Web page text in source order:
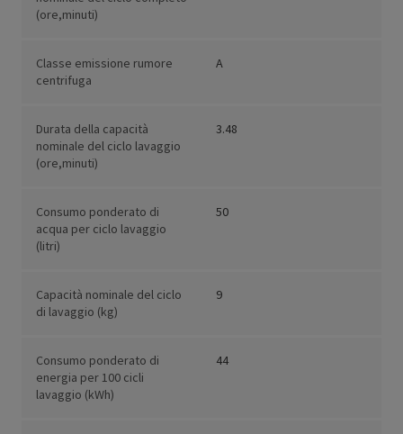
(ore,minuti)
Classe emissione rumore
centrifuga
A
Durata della capacità
nominale del ciclo lavaggio
(ore,minuti)
3.48
Consumo ponderato di
acqua per ciclo lavaggio
(litri)
50
Capacità nominale del ciclo
di lavaggio (kg)
9
Consumo ponderato di
energia per 100 cicli
lavaggio (kWh)
44